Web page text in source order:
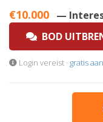
€10.000 —
BOD
Login vereist · gratis